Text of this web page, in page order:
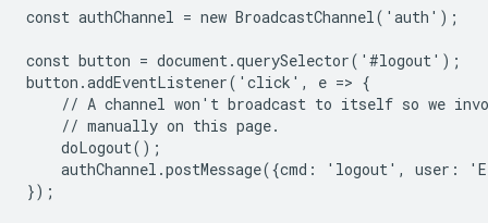
const authChannel = new BroadcastChannel('auth');
const button = document.querySelector('#logout');
button.addEventListener('click', e => {
// A channel won't broadcast to itself so we
    // manually on this page.
    doLogout();
authChannel.postMessage({cmd: 'logout', user:
});